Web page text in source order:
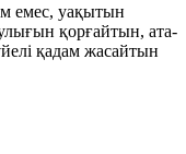
емес, уақытын
қорғайтын, ата-
қадам жасайтын